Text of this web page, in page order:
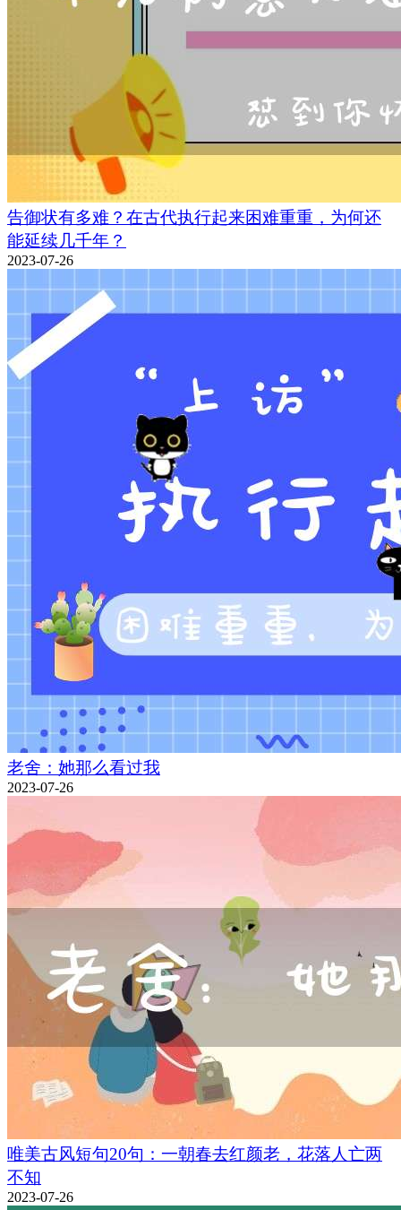
告御状有多难？在古代执行起来困难重重，为何还
能延续几千年？
2023-07-26
老舍：她那么看过我
2023-07-26
唯美古风短句20句：一朝春去红颜老，花落人亡两
不知
2023-07-26